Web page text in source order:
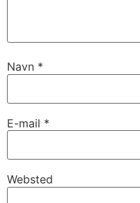
Navn *
E-mail *
Websted